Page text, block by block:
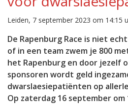
Leiden, 7 september 2023 om 14:15
De Rapenburg Race is niet
of in een team zwem je 800
het Rapenburg en door jezelf
sponsoren wordt geld
dwarslaesiepatiënten op
Op zaterdag 16 september